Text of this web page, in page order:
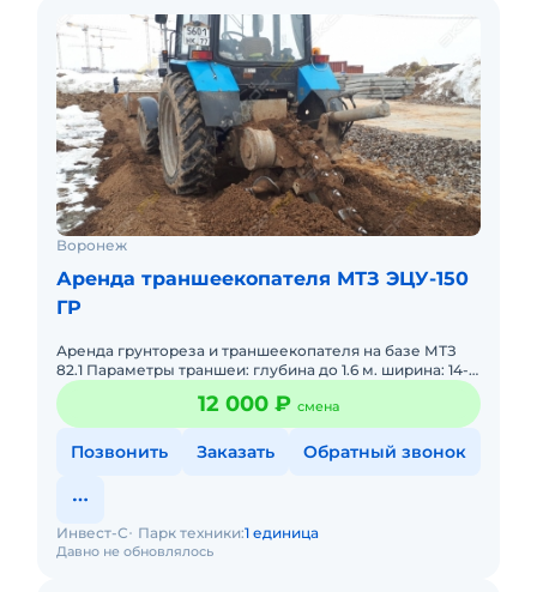
Воронеж
Аренда траншеекопателя МТЗ ЭЦУ-150
ГР
Аренда грунтореза и траншеекопателя на базе МТЗ
82.1 Параметры траншеи: глубина до 1.6 м. ширина: 14-
40 см. По производительности: все зависит от грунта:
12 000 ₽ смена
Позвонить Заказать Обратный звонок
Давно не обновлялось
Инвест-С Парк техники:1 единица